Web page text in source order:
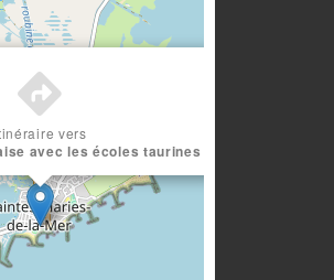
vers
avec les écoles taurines